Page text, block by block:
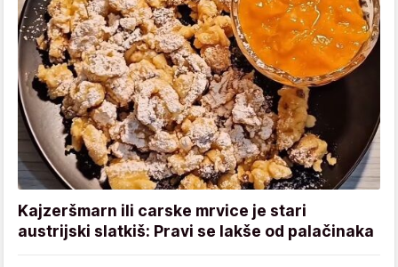
Kajzeršmarn ili carske mrvice je stari
austrijski slatkiš: Pravi se lakše od palačinaka